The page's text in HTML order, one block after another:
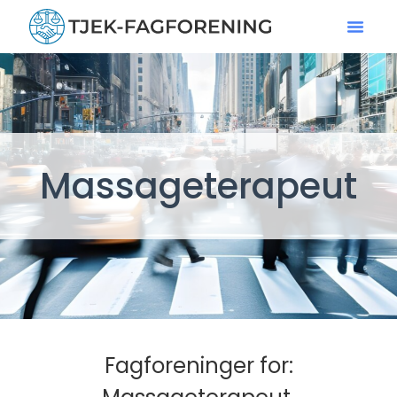
Massageterapeut
Fagforeninger for: